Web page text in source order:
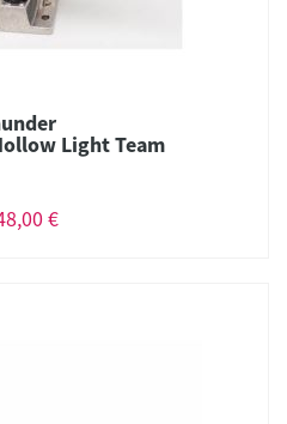
Light Team
€